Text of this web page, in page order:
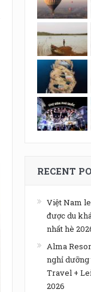
RECENT
Việt Nam
được du
nhất hè
Alma
nghỉ dưỡng
Travel +
2026